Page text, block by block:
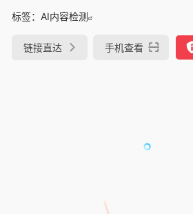
标签： AI内容检测
链接直达 手机查看